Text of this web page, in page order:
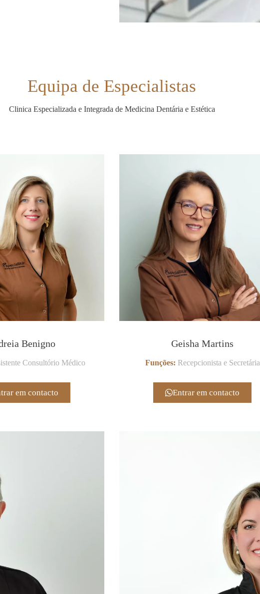
Equipa de Especialistas
Clinica Especializada e Integrada de Medicina Dentária e Estética
Benigno
Consultório Médico
em contacto
Geisha Martins
Funções: Recepcionista e Secretária
Entrar em contacto